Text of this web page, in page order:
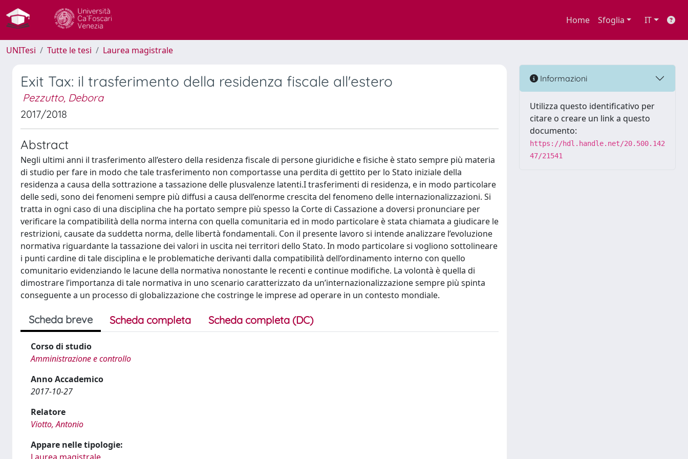
Home Sfoglia IT
UNITesi Tutte le tesi Laurea magistrale
Exit Tax: il trasferimento della residenza fiscale all'estero
Pezzutto, Debora
2017/2018
Abstract
Negli ultimi anni il trasferimento all’estero della residenza fiscale di persone giuridiche e fisiche è stato sempre più materia
di studio per fare in modo che tale trasferimento non comportasse una perdita di gettito per lo Stato iniziale della
residenza a causa della sottrazione a tassazione delle plusvalenze latenti.I trasferimenti di residenza, e in modo particolare
delle sedi, sono dei fenomeni sempre più diffusi a causa dell’enorme crescita del fenomeno delle internazionalizzazioni. Si
tratta in ogni caso di una disciplina che ha portato sempre più spesso la Corte di Cassazione a doversi pronunciare per
verificare la compatibilità della norma interna con quella comunitaria ed in modo particolare è stata chiamata a giudicare le
restrizioni, causate da suddetta norma, delle libertà fondamentali. Con il presente lavoro si intende analizzare l’evoluzione
normativa riguardante la tassazione dei valori in uscita nei territori dello Stato. In modo particolare si vogliono sottolineare
i punti cardine di tale disciplina e le problematiche derivanti dalla compatibilità dell’ordinamento interno con quello
comunitario evidenziando le lacune della normativa nonostante le recenti e continue modifiche. La volontà è quella di
dimostrare l’importanza di tale normativa in uno scenario caratterizzato da un’internazionalizzazione sempre più spinta
conseguente a un processo di globalizzazione che costringe le imprese ad operare in un contesto mondiale.
Scheda breve Scheda completa Scheda completa (DC)
Corso di studio
Amministrazione e controllo
Anno Accademico
2017-10-27
Relatore
Viotto, Antonio
Appare nelle tipologie:
Informazioni
Utilizza questo identificativo per
citare o creare un link a questo
documento:
https://hdl.handle.net/20.500.142
47/21541